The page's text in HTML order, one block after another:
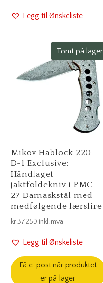
Legg til Ønskeliste
Tomt på lager
Mikov Hablock 220-
D-1 Exclusive:
Håndlaget
jaktfoldekniv i PMC
27 Damaskstål med
medfølgende lærslire
kr37250 inkl. mva
Legg til Ønskeliste
Få e-post når produktet
er på lager